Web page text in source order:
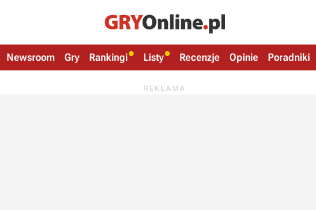
Newsroom Gry Rankingi Listy Recenzje Opinie Poradniki